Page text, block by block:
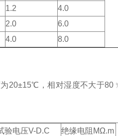
1.2
4.0
2.0
6.0
4.0 8.0
20±15℃，相对湿度不大于
验电压V-D.C
绝缘电阻MΩ.m